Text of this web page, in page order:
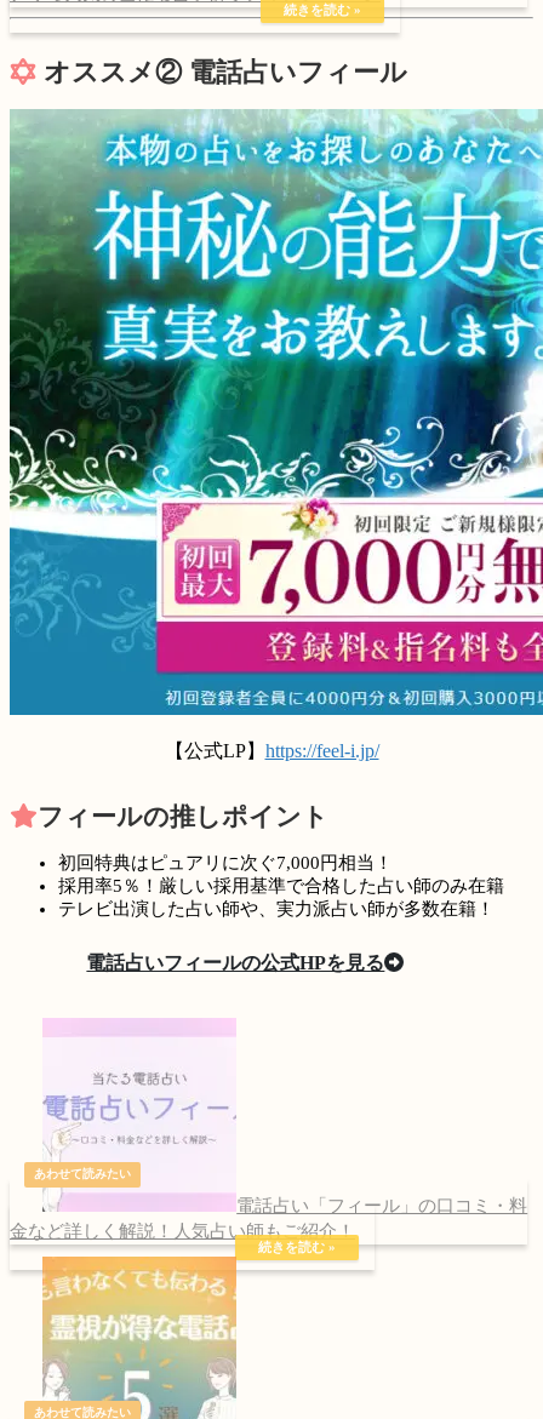
オススメ② 電話占いフィール
【公式LP】 https://feel-i.jp/
フィールの推しポイント
初回特典はピュアリに次ぐ7,000円相当！
採用率5％！厳しい採用基準で合格した占い師のみ在籍
テレビ出演した占い師や、実力派占い師が多数在籍！
電話占いフィールの公式HPを見る
電話占い「フィール」の口コミ・料
金など詳しく解説！人気占い師もご紹介！